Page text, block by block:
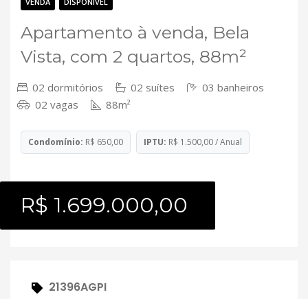
Apartamento à venda, Bela
Vista, com 2 quartos, 88m²
02 dormitórios 02 suítes
03 banheiros
02 vagas
88m²
Condomínio: R$ 650,00 IPTU: R$ 1.500,00 / Anual
R$ 1.699.000,00
21396AGPI